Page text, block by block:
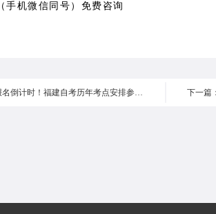
（手机微信同号）免费咨询
上一篇：2025自考报名倒计时！福建自考历年考点安排参考！